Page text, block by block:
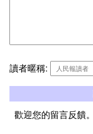
讀者暱稱:
歡迎您的留言反饋。